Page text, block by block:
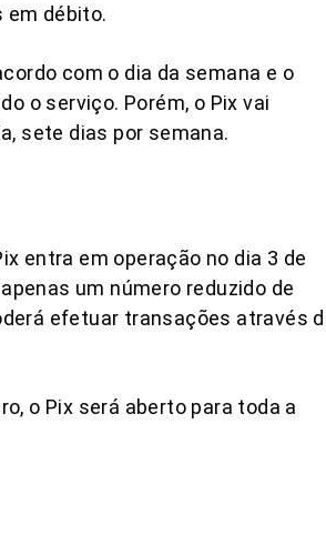
em débito.
com o dia da semana e o
o serviço. Porém, o Pix vai
sete dias por semana.
entra em operação no dia 3 de
um número reduzido de
efetuar transações através
o Pix será aberto para toda a